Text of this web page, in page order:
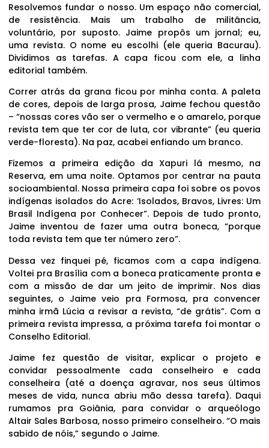
Resolvemos fundar o nosso. Um espaço não comercial,
de resistência. Mais um trabalho de militância,
voluntário, por suposto. Jaime propôs um jornal; eu,
uma revista. O nome eu escolhi (ele queria Bacurau).
Dividimos as tarefas. A capa ficou com ele, a linha
editorial também.
Correr atrás da grana ficou por minha conta. A paleta
de cores, depois de larga prosa, Jaime fechou questão
– “nossas cores vão ser o vermelho e o amarelo, porque
revista tem que ter cor de luta, cor vibrante” (eu queria
verde-floresta). Na paz, acabei enfiando um branco.
Fizemos a primeira edição da Xapuri lá mesmo, na
Reserva, em uma noite. Optamos por centrar na pauta
socioambiental. Nossa primeira capa foi sobre os povos
indígenas isolados do Acre: ‘Isolados, Bravos, Livres: Um
Brasil Indígena por Conhecer”. Depois de tudo pronto,
Jaime inventou de fazer uma outra boneca, “porque
toda revista tem que ter número zero”.
Dessa vez finquei pé, ficamos com a capa indígena.
Voltei pra Brasília com a boneca praticamente pronta e
com a missão de dar um jeito de imprimir. Nos dias
seguintes, o Jaime veio pra Formosa, pra convencer
minha irmã Lúcia a revisar a revista, “de grátis”. Com a
primeira revista impressa, a próxima tarefa foi montar o
Conselho Editorial.
Jaime fez questão de visitar, explicar o projeto e
convidar pessoalmente cada conselheiro e cada
conselheira (até a doença agravar, nos seus últimos
meses de vida, nunca abriu mão dessa tarefa). Daqui
rumamos pra Goiânia, para convidar o arqueólogo
Altair Sales Barbosa, nosso primeiro conselheiro. “O mais
sabido de nóis,” segundo o Jaime.